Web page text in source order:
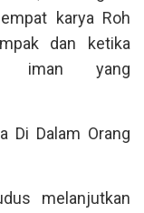
karya Roh
dan ketika
iman yang
Di Dalam Orang
melanjutkan